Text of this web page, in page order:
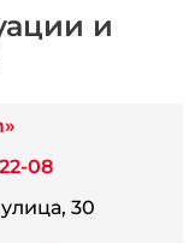
и
08
30